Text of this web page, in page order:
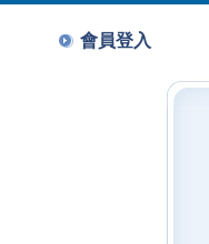
會員登入